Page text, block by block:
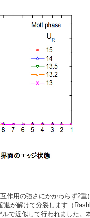
作用の強さにかかわらず2重
が解けて分裂します（
で近似して行われました。